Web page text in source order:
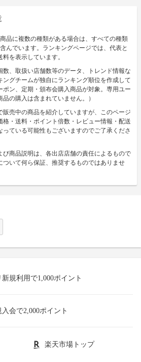
品に複数の種類がある場合は、すべての種類
んでいます。ランキングページでは、代表と
を表示しています。
、取扱い店舗数等のデータ、トレンド情報な
ングチームが独自にランキング順位を作成して
ポン、定期・頒布会購入商品が対象。専用ユー
の購入は含まれていません。）
販売中の商品を紹介していますが、このページ
格・送料・ポイント倍数・レビュー情報・配送
ている可能性もございますのでご了承くださ
び商品説明は、各出店店舗の責任によるもので
ついて何ら保証、推奨するものではありませ
規利用で1,000ポイント
会で2,000ポイント
楽天市場トップ